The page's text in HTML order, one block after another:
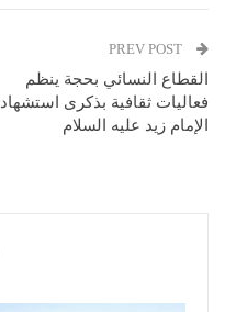
القطاع النسائي بحجة ينظم
فعاليات ثقافية بذكرى استشهاد
الإمام زيد عليه السلام